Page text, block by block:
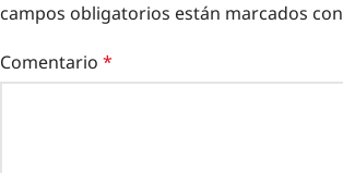
campos obligatorios están marcados con
Comentario *